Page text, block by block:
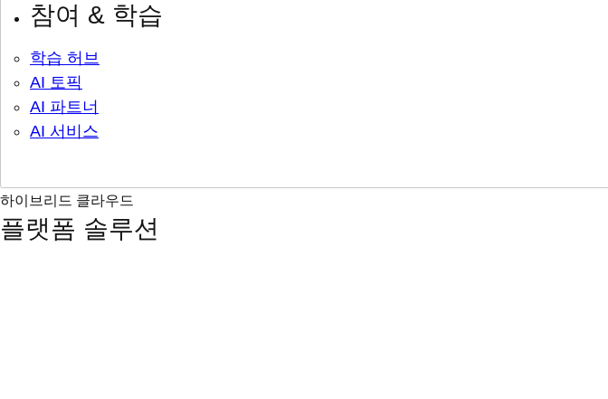
참여 & 학습
학습 허브
AI 토픽
AI 파트너
AI 서비스
하이브리드 클라우드
플랫폼 솔루션